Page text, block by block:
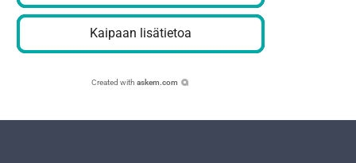
Kaipaan lisätietoa
Created with askem.com